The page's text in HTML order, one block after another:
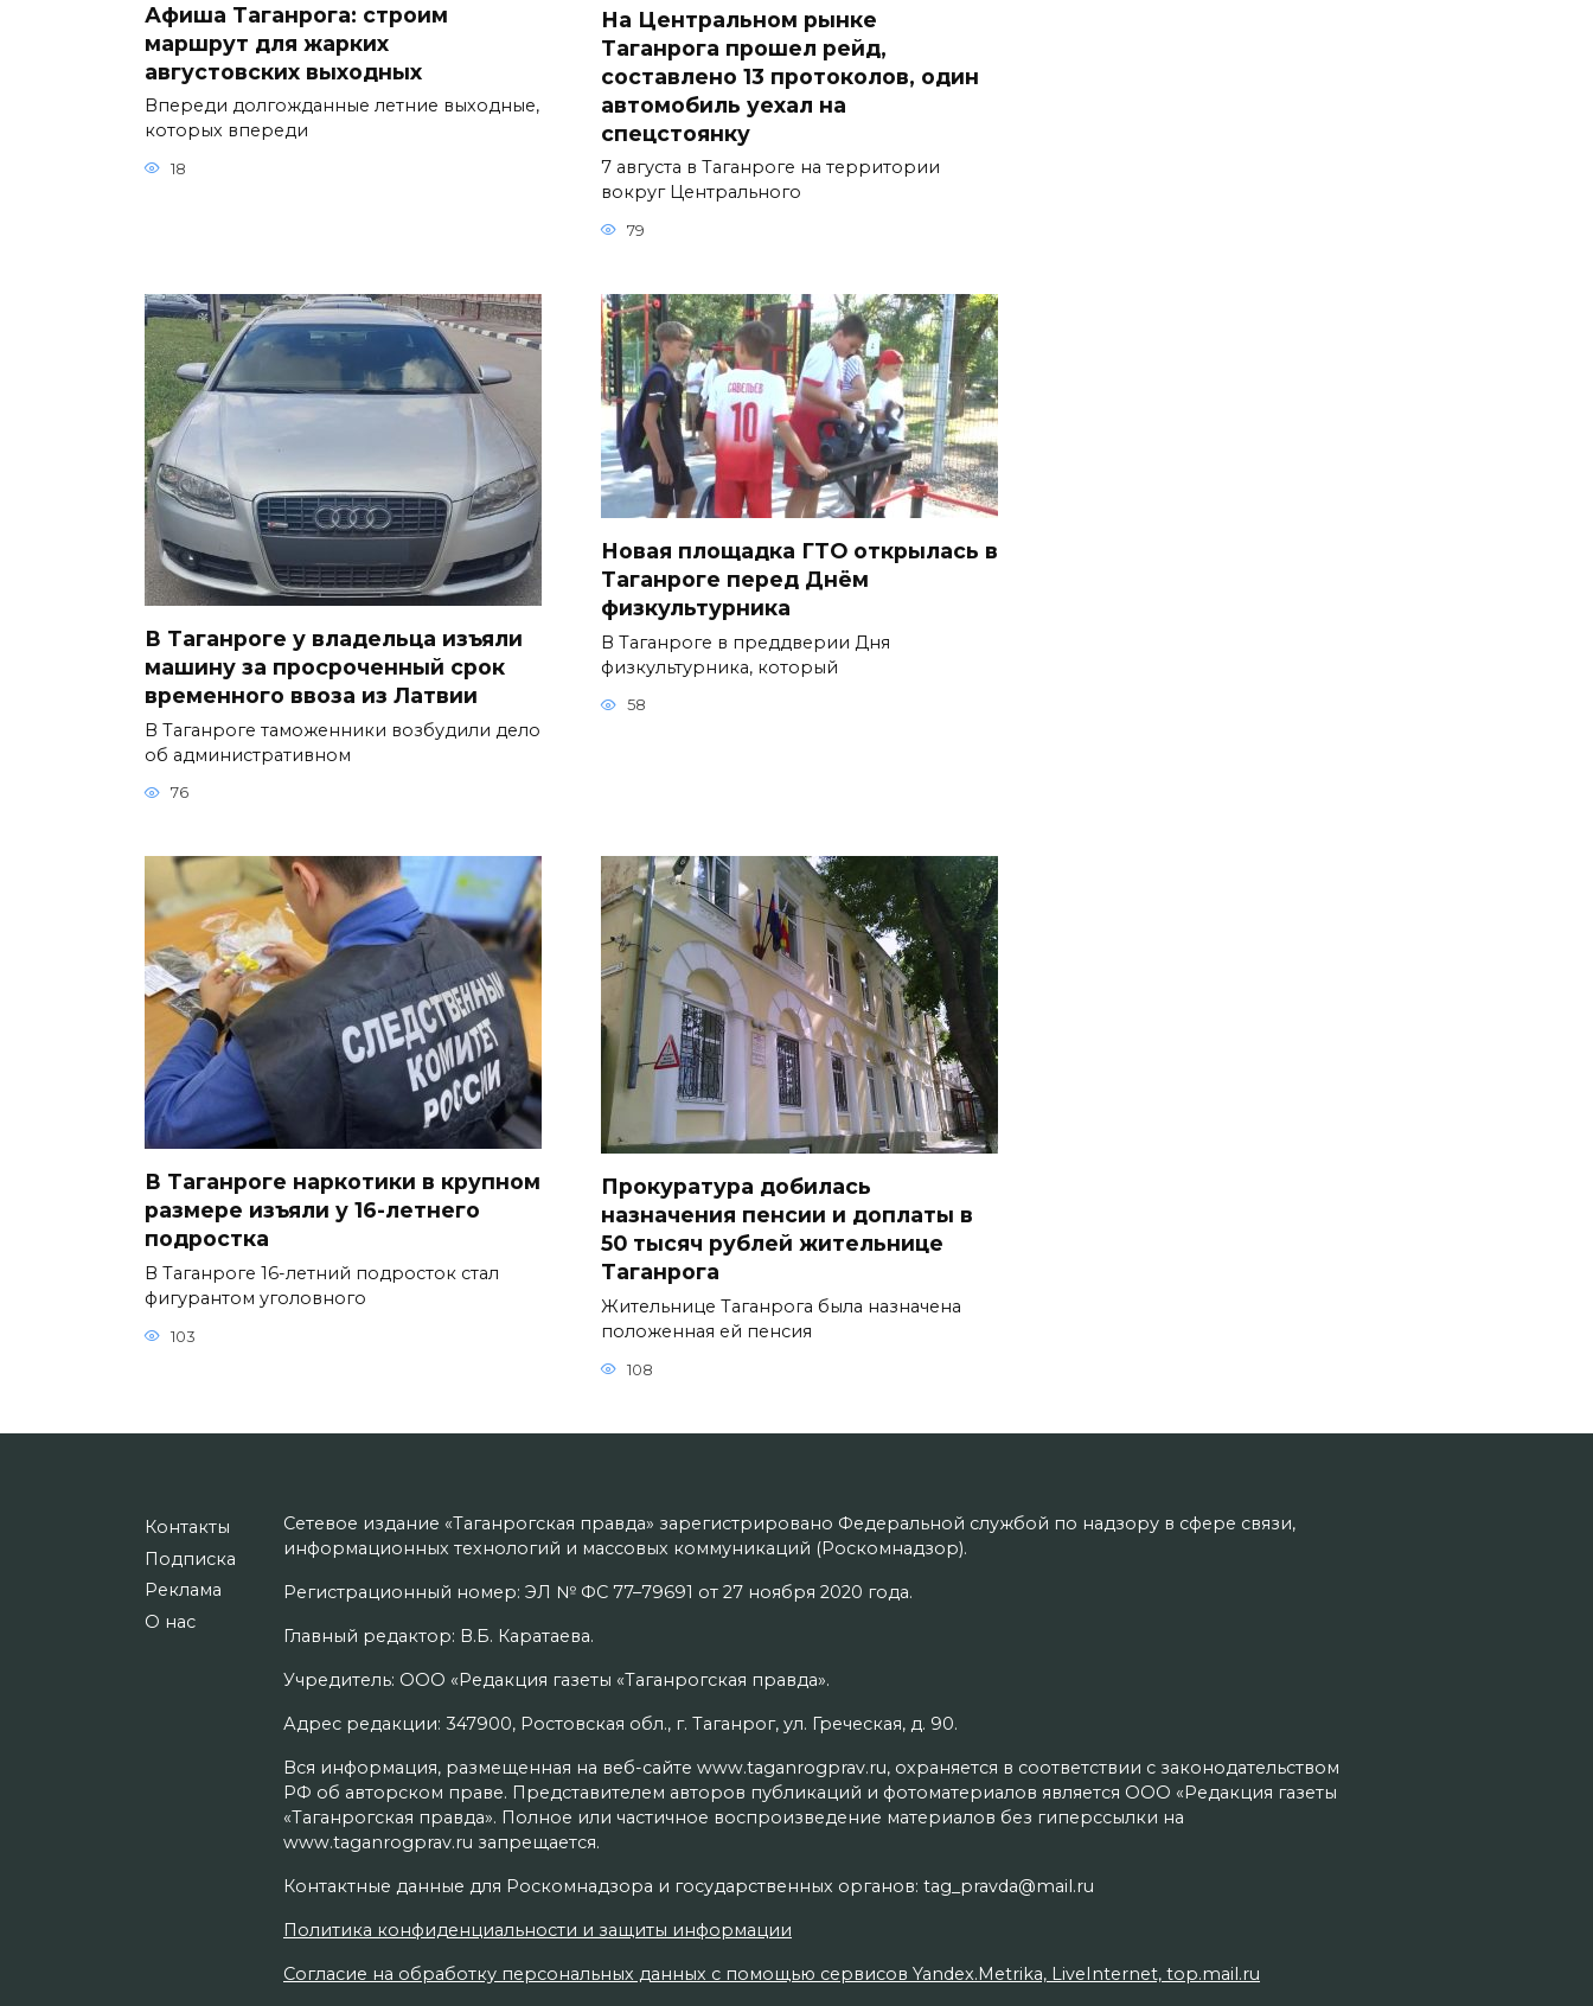
Афиша Таганрога: строим
маршрут для жарких
августовских выходных
Впереди долгожданные летние выходные,
которых впереди
18
На Центральном рынке
Таганрога прошел рейд,
составлено 13 протоколов, один
автомобиль уехал на
спецстоянку
7 августа в Таганроге на территории
вокруг Центрального
79
В Таганроге у владельца изъяли
машину за просроченный срок
временного ввоза из Латвии
В Таганроге таможенники возбудили дело
об административном
76
Новая площадка ГТО открылась в
Таганроге перед Днём
физкультурника
В Таганроге в преддверии Дня
физкультурника, который
58
В Таганроге наркотики в крупном
размере изъяли у 16-летнего
подростка
В Таганроге 16-летний подросток стал
фигурантом уголовного
103
Прокуратура добилась
назначения пенсии и доплаты в
50 тысяч рублей жительнице
Таганрога
Жительнице Таганрога была назначена
положенная ей пенсия
108
Контакты
Подписка
Реклама
О нас
Сетевое издание «Таганрогская правда» зарегистрировано Федеральной службой по надзору в сфере связи,
информационных технологий и массовых коммуникаций (Роскомнадзор).
Регистрационный номер: ЭЛ № ФС 77–79691 от 27 ноября 2020 года.
Главный редактор: В.Б. Каратаева.
Учредитель: ООО «Редакция газеты «Таганрогская правда».
Адрес редакции: 347900, Ростовская обл., г. Таганрог, ул. Греческая, д. 90.
Вся информация, размещенная на веб-сайте www.taganrogprav.ru, охраняется в соответствии с законодательством
РФ об авторском праве. Представителем авторов публикаций и фотоматериалов является ООО «Редакция газеты
«Таганрогская правда». Полное или частичное воспроизведение материалов без гиперссылки на
www.taganrogprav.ru запрещается.
Контактные данные для Роскомнадзора и государственных органов: tag_pravda@mail.ru
Политика конфиденциальности и защиты информации
Согласие на обработку персональных данных с помощью сервисов Yandex.Metrika, LiveInternet, top.mail.ru